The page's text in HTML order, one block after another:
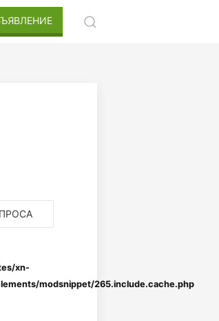
xn-
modsnippet/265.include.cache.php